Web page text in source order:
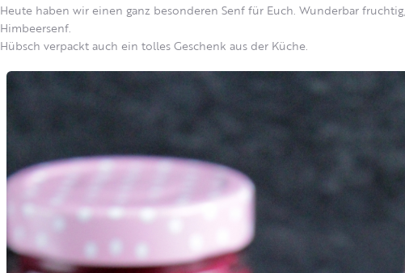
Heute haben wir einen ganz besonderen Senf für Euch. Wunderbar
Himbeersenf.
Hübsch verpackt auch ein tolles Geschenk aus der Küche.